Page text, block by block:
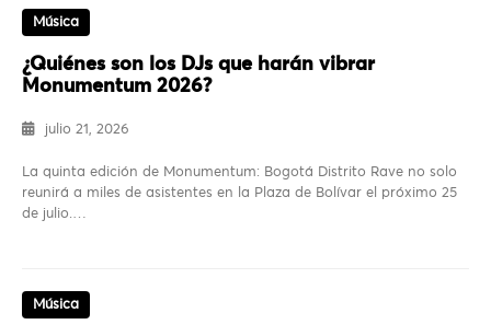
Música
¿Quiénes son los DJs que harán vibrar
Monumentum 2026?
julio 21, 2026
La quinta edición de Monumentum: Bogotá Distrito Rave no solo
reunirá a miles de asistentes en la Plaza de Bolívar el próximo 25
de julio.…
Música